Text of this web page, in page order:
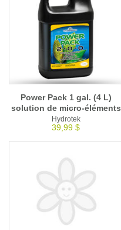
Power Pack 1 gal. (4 L)
solution de micro-éléments
Hydrotek
39,99 $